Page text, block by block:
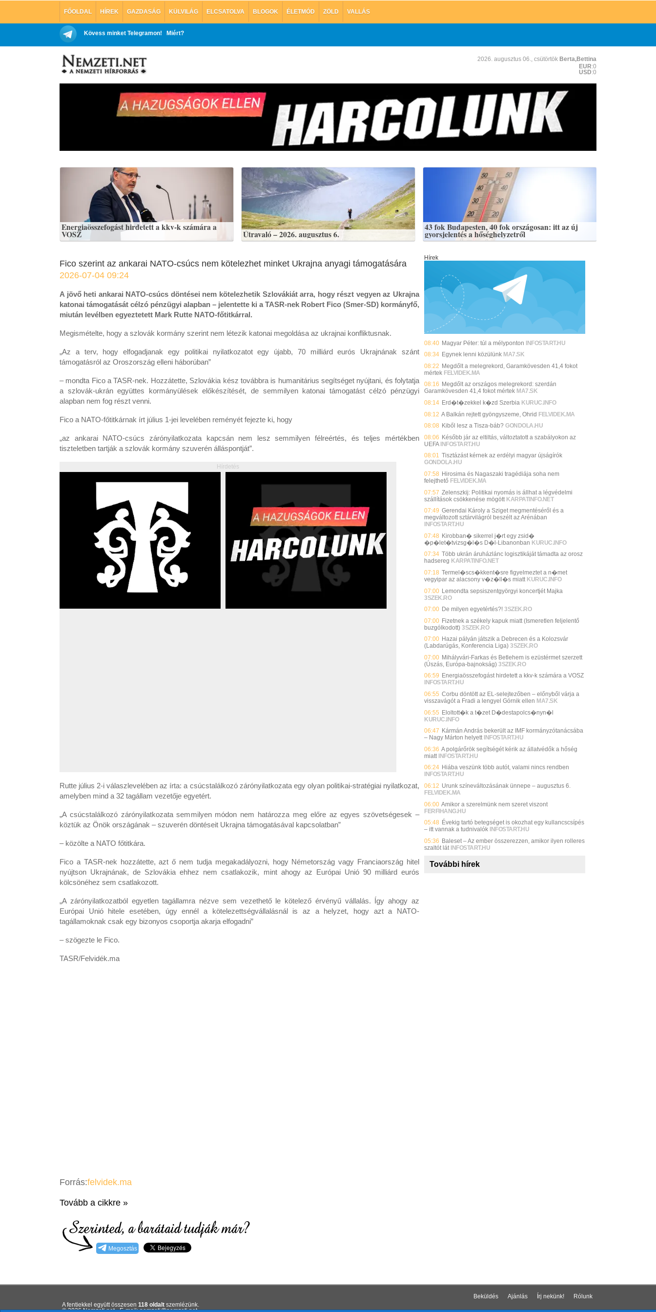
FŐOLDAL HÍREK GAZDASÁG KÜLVILÁG ELCSATOLVA BLOGOK ÉLETMÓD ZÖLD VALLÁS
Kövess minket Telegramon! Miért?
2026. augusztus 06., csütörtök Berta,Bettina
EUR:0
USD:0
Energiaösszefogást hirdetett a kkv-k számára a
VOSZ Útravaló – 2026. augusztus 6.
43 fok Budapesten, 40 fok országosan: itt az új
gyorsjelentés a hőséghelyzetről
Fico szerint az ankarai NATO-csúcs nem kötelezhet minket Ukrajna anyagi támogatására
2026-07-04 09:24
A jövő heti ankarai NATO-csúcs döntései nem kötelezhetik Szlovákiát arra, hogy részt vegyen az Ukrajna
katonai támogatását célzó pénzügyi alapban – jelentette ki a TASR-nek Robert Fico (Smer-SD) kormányfő,
miután levélben egyeztetett Mark Rutte NATO-főtitkárral.
Megismételte, hogy a szlovák kormány szerint nem létezik katonai megoldása az ukrajnai konfliktusnak.
„Az a terv, hogy elfogadjanak egy politikai nyilatkozatot egy újabb, 70 milliárd eurós Ukrajnának szánt
támogatásról az Oroszország elleni háborúban”
– mondta Fico a TASR-nek. Hozzátette, Szlovákia kész továbbra is humanitárius segítséget nyújtani, és folytatja
a szlovák-ukrán együttes kormányülések előkészítését, de semmilyen katonai támogatást célzó pénzügyi
alapban nem fog részt venni.
Fico a NATO-főtitkárnak írt július 1-jei levelében reményét fejezte ki, hogy
„az ankarai NATO-csúcs zárónyilatkozata kapcsán nem lesz semmilyen félreértés, és teljes mértékben
tiszteletben tartják a szlovák kormány szuverén álláspontját”.
Hírdetés
Rutte július 2-i válaszlevelében az írta: a csúcstalálkozó zárónyilatkozata egy olyan politikai-stratégiai nyilatkozat,
amelyben mind a 32 tagállam vezetője egyetért.
„A csúcstalálkozó zárónyilatkozata semmilyen módon nem határozza meg előre az egyes szövetségesek –
köztük az Önök országának – szuverén döntéseit Ukrajna támogatásával kapcsolatban”
– közölte a NATO főtitkára.
Fico a TASR-nek hozzátette, azt ő nem tudja megakadályozni, hogy Németország vagy Franciaország hitel
nyújtson Ukrajnának, de Szlovákia ehhez nem csatlakozik, mint ahogy az Európai Unió 90 milliárd eurós
kölcsönéhez sem csatlakozott.
„A zárónyilatkozatból egyetlen tagállamra nézve sem vezethető le kötelező érvényű vállalás. Így ahogy az
Európai Unió hitele esetében, úgy ennél a kötelezettségvállalásnál is az a helyzet, hogy azt a NATO-
tagállamoknak csak egy bizonyos csoportja akarja elfogadni”
– szögezte le Fico.
TASR/Felvidék.ma
Forrás:felvidek.ma
Tovább a cikkre »
Megosztás
Hírek
08:40 Magyar Péter: túl a mélyponton INFOSTART.HU
08:34 Egynek lenni közülünk MA7.SK
08:22 Megdőlt a melegrekord, Garamkövesden 41,4 fokot
mértek FELVIDEK.MA
08:16 Megdőlt az országos melegrekord: szerdán
Garamkövesden 41,4 fokot mértek MA7.SK
08:14 Erd�t�zekkel k�zd Szerbia KURUC.INFO
08:12 A Balkán rejtett gyöngyszeme, Ohrid FELVIDEK.MA
08:08 Kiből lesz a Tisza-báb? GONDOLA.HU
08:06 Később jár az eltiltás, változtatott a szabályokon az
UEFA INFOSTART.HU
08:01 Tisztázást kérnek az erdélyi magyar újságírók
GONDOLA.HU
07:58 Hirosima és Nagaszaki tragédiája soha nem
felejthető FELVIDEK.MA
07:57 Zelenszkij: Politikai nyomás is állhat a légvédelmi
szállítások csökkenése mögött KARPATINFO.NET
07:49 Gerendai Károly a Sziget megmentéséről és a
megváltozott sztárvilágról beszélt az Arénában
INFOSTART.HU
07:48 Kirobban� sikerrel j�rt egy zsid�
�p�let�tvizsg�l�s D�l-Libanonban KURUC.INFO
07:34 Több ukrán áruházlánc logisztikáját támadta az orosz
hadsereg KARPATINFO.NET
07:18 Termel�scs�kkent�sre figyelmeztet a n�met
vegyipar az alacsony v�z�ll�s miatt KURUC.INFO
07:00 Lemondta sepsiszentgyörgyi koncertjét Majka
3SZEK.RO
07:00 De milyen egyetértés?! 3SZEK.RO
07:00 Fizetnek a székely kapuk miatt (Ismeretlen feljelentő
buzgólkodott) 3SZEK.RO
07:00 Hazai pályán játszik a Debrecen és a Kolozsvár
(Labdarúgás, Konferencia Liga) 3SZEK.RO
07:00 Mihályvári-Farkas és Betlehem is ezüstérmet szerzett
(Úszás, Európa-bajnokság) 3SZEK.RO
06:59 Energiaösszefogást hirdetett a kkv-k számára a VOSZ
INFOSTART.HU
06:55 Corbu döntött az EL-selejtezőben – előnyből várja a
visszavágót a Fradi a lengyel Górnik ellen MA7.SK
06:55 Eloltott�k a t�zet D�destapolcs�nyn�l
KURUC.INFO
06:47 Kármán András bekerült az IMF kormányzótanácsába
– Nagy Márton helyett INFOSTART.HU
06:36 A polgárőrök segítségét kérik az állatvédők a hőség
miatt INFOSTART.HU
06:24 Hiába veszünk több autót, valami nincs rendben
INFOSTART.HU
06:12 Urunk színeváltozásának ünnepe – augusztus 6.
FELVIDEK.MA
06:00 Amikor a szerelmünk nem szeret viszont
FERFIHANG.HU
05:48 Évekig tartó betegséget is okozhat egy kullancscsípés
– itt vannak a tudnivalók INFOSTART.HU
05:36 Baleset – Az ember összerezzen, amikor ilyen rolleres
szaltót lát INFOSTART.HU
További hírek
Beküldés Ajánlás Írj nekünk!
Rólunk
A fentiekkel együtt összesen 118 oldalt szemlézünk.
© 2026 Nemzeti.net - E-mail:ten.itezmen@itezmen